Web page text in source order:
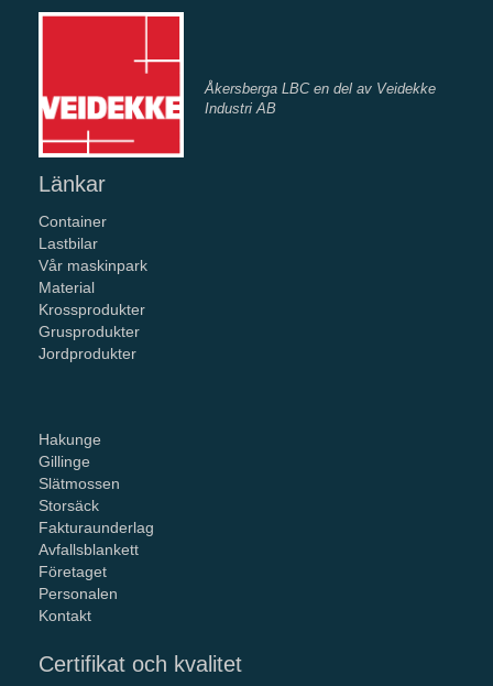
Åkersberga LBC en del av Veidekke
Industri AB
Länkar
Container
Lastbilar
Vår maskinpark
Material
Krossprodukter
Grusprodukter
Jordprodukter
Hakunge
Gillinge
Slätmossen
Storsäck
Fakturaunderlag
Avfallsblankett
Företaget
Personalen
Kontakt
Certifikat och kvalitet